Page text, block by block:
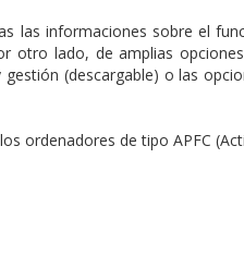
las informaciones sobre el
otro lado, de amplias
(descargable) o las
ordenadores de tipo APFC